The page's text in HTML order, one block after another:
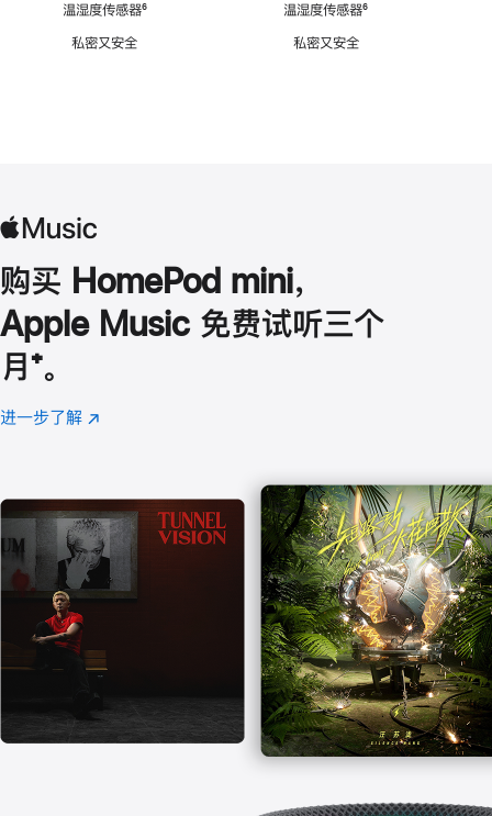
温湿度传感器脚
⁶
私密又安全
温湿度传感器脚
⁶
私密又安全
购买 HomePod mini，
Apple Music 免费试听三个
月 脚
注
⁺。
进一步了解 Apple
(在
口
中
打
开)